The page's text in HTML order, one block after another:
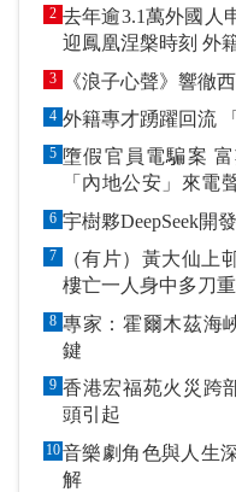
2 去年逾3.1萬外國人申請留
迎鳳
3
4
5 墮假官員電騙案 富婆被當「提款機」失近6900萬
「內地公安」來電聲稱
指定戶口作「保證金
6 宇樹夥DeepSeek開
7
（有片）黃大仙上
樓亡一人身中多刀
8 專家：霍爾木茲海
鍵
9 香港宏福苑火災跨
頭引起
10音樂劇角色與人生深度共振 陳松伶
解